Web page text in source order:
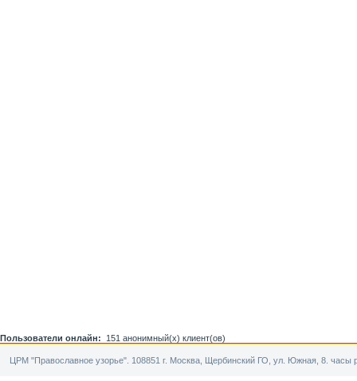
Пользователи онлайн: 151 анонимный(х) клиент(ов)
ЦРМ "Православное узорье". 108851 г. Москва, Щербинский ГО, ул. Южная, 8. часы